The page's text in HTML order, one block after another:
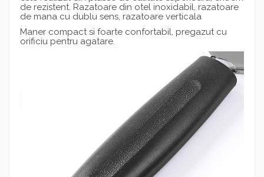
de rezistent. Razatoare din otel inoxidabil, razatoare
de mana cu dublu sens, razatoare verticala
Maner compact si foarte confortabil, pregazut cu
orificiu pentru agatare.